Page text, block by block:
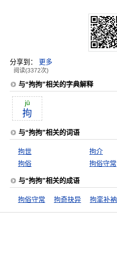
分享到： 更多
阅读(3372次)
与“拘拘”相关的字典解释
jū
拘
与“拘拘”相关的词语
拘世 拘介
拘俗
拘俗守常
与“拘拘”相关的成语
拘俗守常 拘奇抉异 拘挛补衲